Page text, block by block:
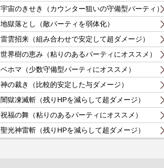
宇宙のきせき（カウンター狙いの守備型パーティ）
地獄落とし（敵パーティを弱体化）
雷雲招来（組み合わせで安定して超ダメージ）
世界樹の恵み（粘りのあるパーティにオススメ）
ベホマ（少数守備型パーティにオススメ）
神の裁き（比較的安定した与ダメージ）
闇獄凍滅斬（残りHPを減らして超ダメージ）
祝福の舞（粘りのあるパーティにオススメ）
聖光神雷斬（残りHPを減らして超ダメージ）